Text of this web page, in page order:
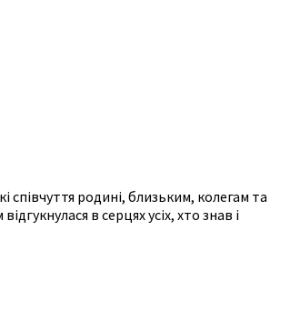
родині, близьким, колегам та
в серцях усіх, хто знав і